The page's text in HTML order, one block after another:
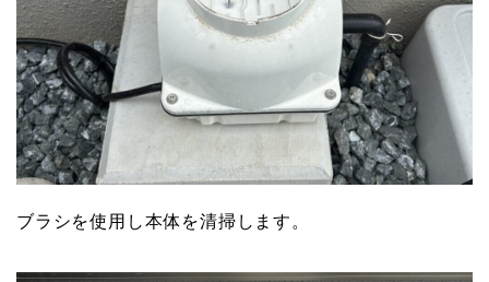
ブラシを使用し本体を清掃します。